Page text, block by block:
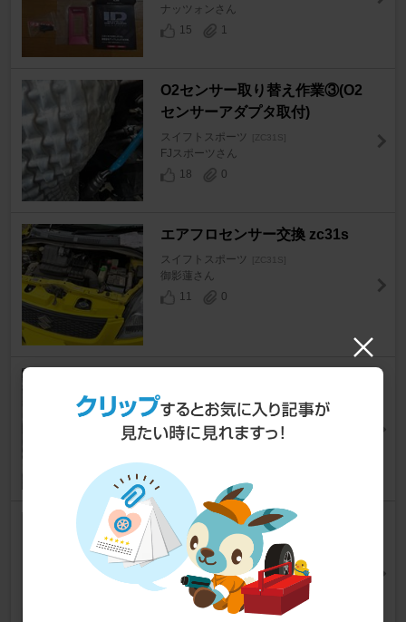
ナッツォンさん
15
1
O2センサー取り替え作業③(O2
センサーアダプタ取付)
スイフトスポーツ [ZC31S]
FJスポーツさん
18
0
エアフロセンサー交換 zc31s
スイフトスポーツ [ZC31S]
御影蓮さん
11
0
スイフトスポーツ [ZC31S]
p_inkさん
8
0
エアコン モードアクチュエータ
交換
スイフトスポーツ [ZC31S]
ねぢゅさん